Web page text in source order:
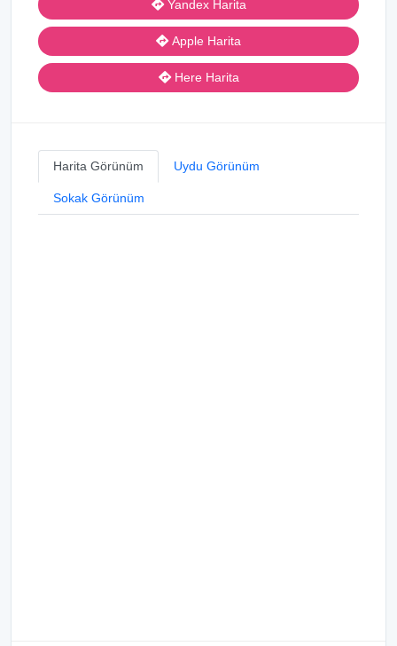
Yandex Harita
Apple Harita
Here Harita
Harita Görünüm Uydu Görünüm
Sokak Görünüm